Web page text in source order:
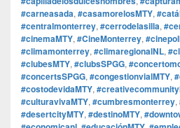
#carneasada, #casamorelosMTY,
#centralmonterrey, #cerrodelasilla,
#cinemaMTY, #CineMonterrey,
#climamonterrey, #climaregionalNL,
#clubesMTY, #clubsSPGG,
#concertsSPGG, #congestionvialMTY,
#costodevidaMTY,
#culturavivaMTY, #cumbresmonterrey,
#desertcityMTY, #destinoMTY,